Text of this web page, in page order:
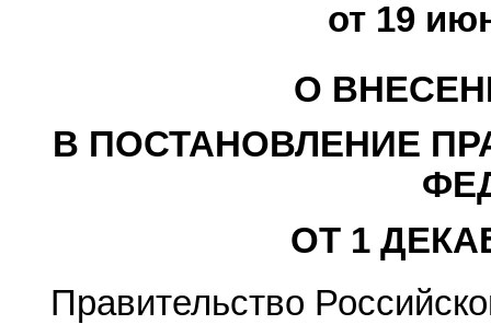
от 19
О
В ПОСТАНОВЛЕНИЕ
ОТ 1
Правительство